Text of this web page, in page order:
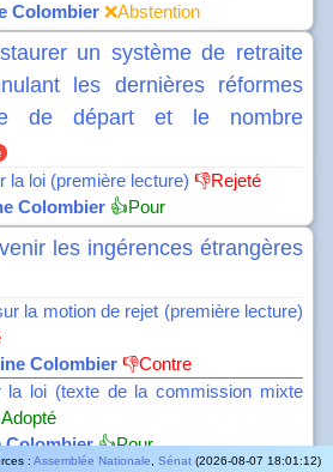
Colombier ❌Abstention
un système de retraite
les dernières réformes
de départ et le nombre
loi (première lecture) 👎Rejeté
Colombier 👍Pour
les ingérences étrangères
la motion de rejet (première lecture)
Colombier 👎Contre
loi (texte de la commission mixte
Colombier 👍Pour
: Assemblée Nationale Sénat (2026-08-07 18:01:12)